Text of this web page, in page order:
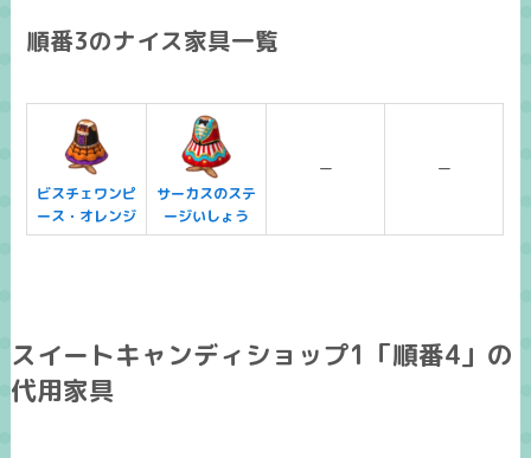
順番3のナイス家具一覧
ビスチェワンピ
ース・オレンジ
サーカスのステ
ージいしょう
ー ー
スイートキャンディショップ1「順番4」の
代用家具